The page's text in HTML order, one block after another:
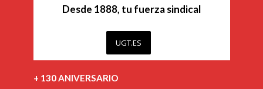
Desde 1888, tu fuerza sindical
UGT.ES
+ 130 ANIVERSARIO